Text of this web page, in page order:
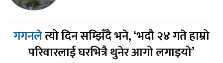
गगनलेत्यो दिन सम्झिँदै भने, ‘भदौ २४ गते हाम्रो
परिवारलाई घरभित्रै थुनेर आगो लगाइयो’